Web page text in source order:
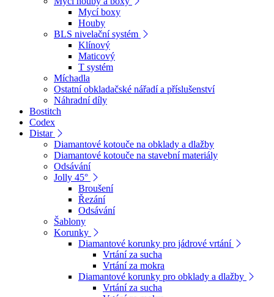
Mycí boxy
Houby
BLS nivelační systém
Klínový
Maticový
T systém
Míchadla
Ostatní obkladačské nářadí a příslušenství
Náhradní díly
Bostitch
Codex
Distar
Diamantové kotouče na obklady a dlažby
Diamantové kotouče na stavební materiály
Odsávání
Jolly 45°
Broušení
Řezání
Odsávání
Šablony
Korunky
Diamantové korunky pro jádrové vrtání
Vrtání za sucha
Vrtání za mokra
Diamantové korunky pro obklady a dlažby
Vrtání za sucha